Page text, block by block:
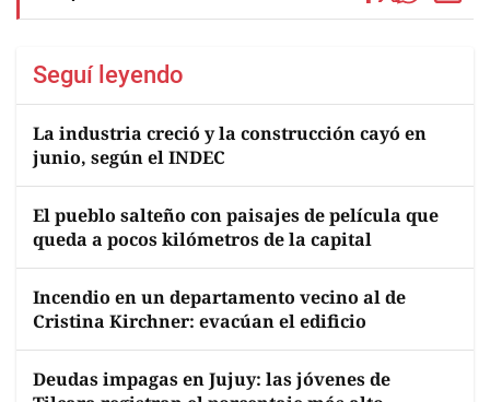
Seguí leyendo
La industria creció y la construcción cayó en
junio, según el INDEC
El pueblo salteño con paisajes de película que
queda a pocos kilómetros de la capital
Incendio en un departamento vecino al de
Cristina Kirchner: evacúan el edificio
Deudas impagas en Jujuy: las jóvenes de